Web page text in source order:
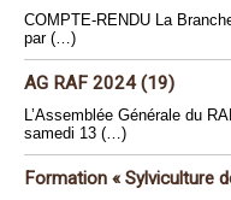
COMPTE-RENDU La
par (…)
AG RAF 2024 (19)
L’Assemblée Générale du
samedi 13 (…)
Formation « Sylviculture